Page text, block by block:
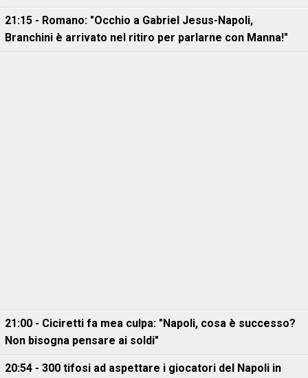
21:15 - Romano: "Occhio a Gabriel Jesus-Napoli,
Branchini è arrivato nel ritiro per parlarne con Manna!"
21:00 - Ciciretti fa mea culpa: "Napoli, cosa è successo?
Non bisogna pensare ai soldi"
20:54 - 300 tifosi ad aspettare i giocatori del Napoli in